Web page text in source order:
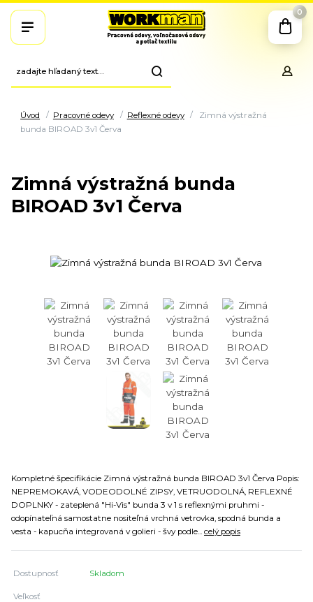
0
Úvod Pracovné odevy Reflexné odevy
Zimná výstražná
bunda BIROAD 3v1 Červa
Zimná výstražná bunda
BIROAD 3v1 Červa
Kompletné špecifikácie Zimná výstražná bunda BIROAD 3v1 Červa Popis:
NEPREMOKAVÁ, VODEODOLNÉ ZIPSY, VETRUODOLNÁ, REFLEXNÉ
DOPLNKY - zateplená "Hi-Vis" bunda 3 v 1 s reflexnými pruhmi -
odopínateľná samostatne nositeľná vrchná vetrovka, spodná bunda a
vesta - kapucňa integrovaná v golieri - švy podle... celý popis
Dostupnosť Skladom
Veľkosť